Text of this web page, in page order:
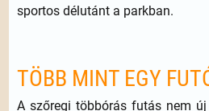
sportos délutánt a parkban.
TÖBB MINT EGY
A szőregi többórás futás nem új